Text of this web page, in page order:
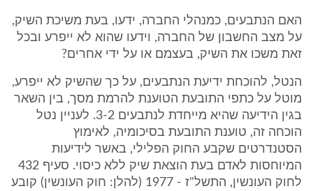
האם הנתבעים, כמנהלי החברה, ידעו, בעת משיכת השיק,
על מצב החשבון של החברה, וידעו שהוא לא ייפרע ובכל
זאת משכו את השיק, בעצמם או על ידי אחרים?
הנטל, להוכחת ידיעת הנתבעים, על כך שהשיק לא ייפרע,
מוטל על כתפי התובעת הטוענת להרמת מסך, בין השאר
בגין הידיעה שהיא מייחדת לנתבעים 3-2. לעניין נטל
הוכחה זה, טוענת התובעת בסיכומיה, לאימוץ
הסטנדרטים שקבע החוק הפלילי, באשר לידיעות
המיוחסות לאדם בעת הוצאת שיק ללא כיסוי. סעיף 432
לחוק העונשין, התשל"ז - 1977 (להלן: חוק העונשין) קובע